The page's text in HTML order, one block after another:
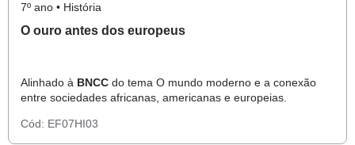
7º ano • História
O ouro antes dos europeus
Alinhado à BNCC do tema O mundo moderno e a conexão
entre sociedades africanas, americanas e europeias.
Cód: EF07HI03